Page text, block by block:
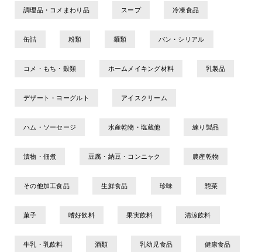
調理品・コメまわり品 スープ 冷凍食品
缶詰 粉類 麺類 パン・シリアル
コメ・もち・穀類 ホームメイキング材料 乳製品
デザート・ヨーグルト アイスクリーム
ハム・ソーセージ 水産乾物・塩蔵他 練り製品
漬物・佃煮 豆腐・納豆・コンニャク 農産乾物
その他加工食品 生鮮食品 珍味 惣菜
菓子 嗜好飲料 果実飲料 清涼飲料
牛乳・乳飲料 酒類 乳幼児食品 健康食品